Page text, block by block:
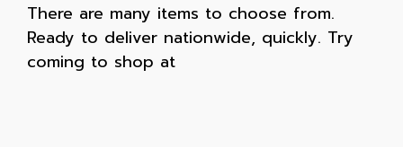
There are many items to choose from.
Ready to deliver nationwide, quickly. Try
coming to shop at